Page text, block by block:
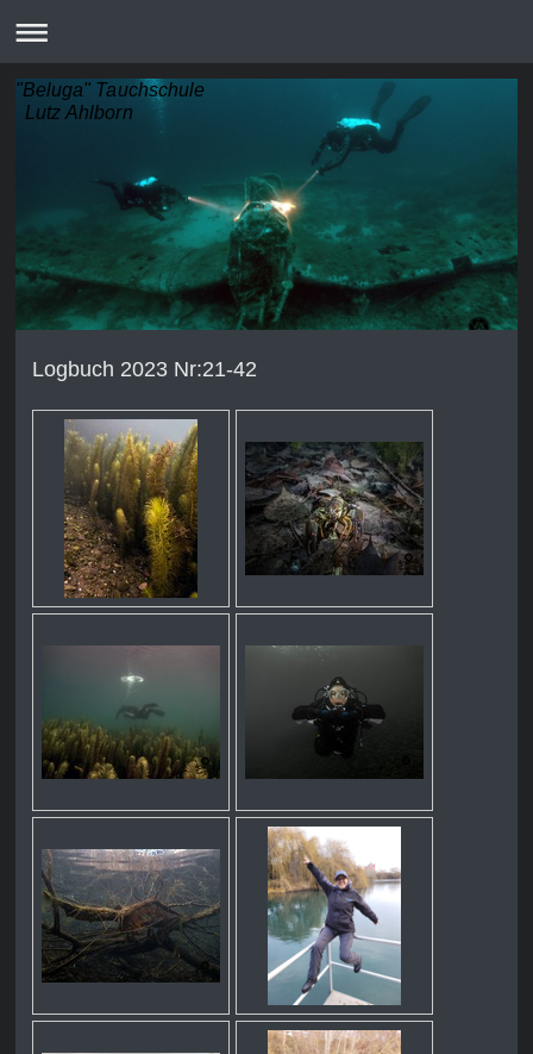
"Beluga" Tauchschule
Lutz Ahlborn
Logbuch 2023 Nr:21-42